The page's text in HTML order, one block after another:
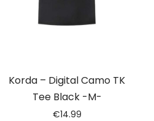
Korda – Digital Camo TK
Tee Black -M-
€14.99